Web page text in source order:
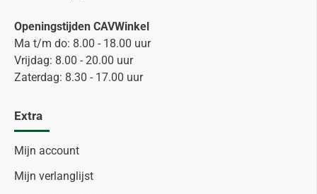
Openingstijden CAVWinkel
Ma t/m do: 8.00 - 18.00 uur
Vrijdag: 8.00 - 20.00 uur
Zaterdag: 8.30 - 17.00 uur
Extra
Mijn account
Mijn verlanglijst